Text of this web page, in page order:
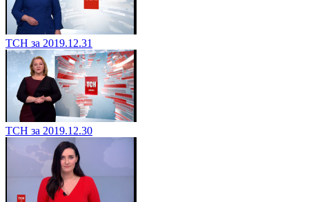
ТСН за 2019.12.31
ТСН за 2019.12.30